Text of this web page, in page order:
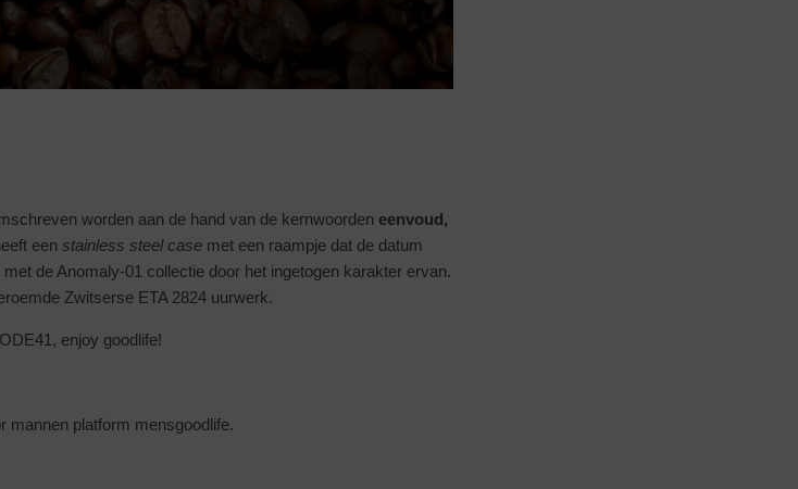
worden aan de hand van de kernwoorden eenvoud,
een stainless steel case met een raampje dat de datum
de Anomaly-01 collectie door het ingetogen karakter ervan.
Zwitserse ETA 2824 uurwerk.
enjoy goodlife!
mannen platform mensgoodlife.